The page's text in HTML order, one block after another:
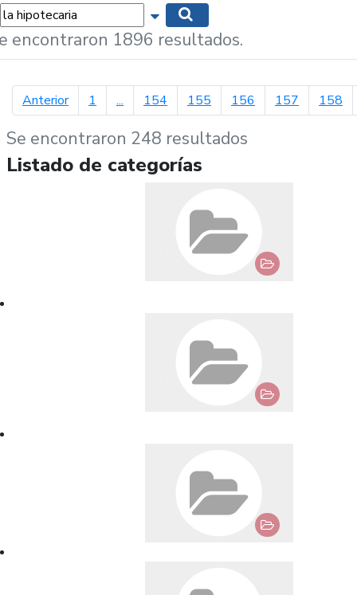
Mostrar opciones de búsqueda
encontraron 1896 resultados.
Anteriorpágina anterior
1 ... 154 155 156 157 158
Se encontraron 248 resultados
Listado de categorías